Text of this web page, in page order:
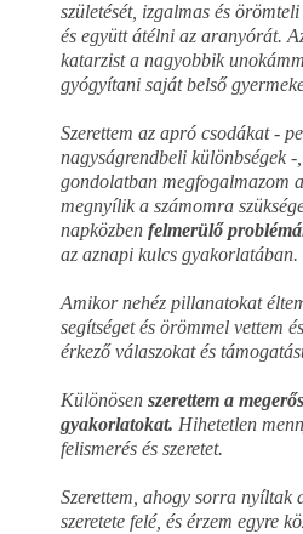
születését, izgalmas és
és együtt átélni az aranyórát.
katarzist a nagyobbik
gyógyítani saját belső
Szerettem az apró csodákat -
nagyságrendbeli különbségek
gondolatban megfogalmazom
megnyílik a számomra
napközben felmerülő
az aznapi kulcs gyakorlatában.
Amikor nehéz pillanatokat
segítséget és örömmel vettem
érkező válaszokat és
Különösen szerettem a
gyakorlatokat. Hihetetlen
felismerés és szeretet.
Szerettem, ahogy sorra nyíltak
szeretete felé, és érzem egyre